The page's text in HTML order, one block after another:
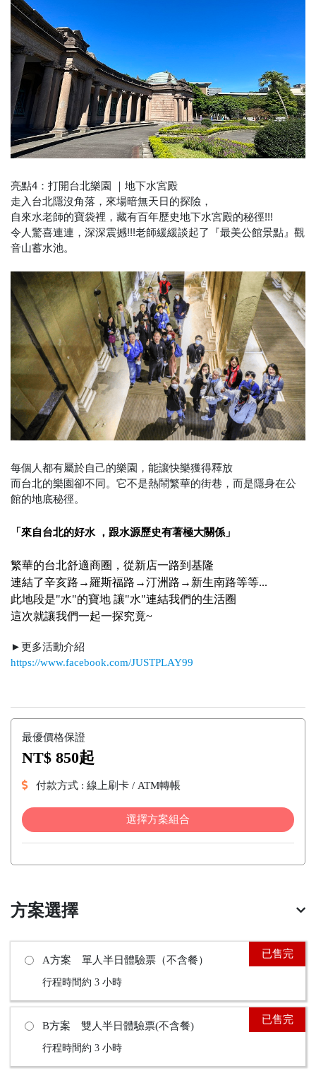
亮點4：打開台北樂園 ｜地下水宮殿
走入台北隱沒角落，來場暗無天日的探險，
自來水老師的寶袋裡，藏有百年歷史地下水宮殿的秘徑!!!
令人驚喜連連，深深震撼!!!老師緩緩談起了『最美公館景點』觀
音山蓄水池。
每個人都有屬於自己的樂園，能讓快樂獲得釋放
而台北的樂園卻不同。它不是熱鬧繁華的街巷，而是隱身在公
館的地底秘徑。
「來自台北的好水 ，跟水源歷史有著極大關係」
繁華的台北舒適商圈，從新店一路到基隆
連結了辛亥路→羅斯福路→汀洲路→新生南路等等...
此地段是"水"的寶地 讓"水"連結我們的生活圈
這次就讓我們一起一探究竟~
►更多活動介紹
https://www.facebook.com/JUSTPLAY99
最優價格保證
NT$ 850起
付款方式 : 線上刷卡 / ATM轉帳
選擇方案組合
方案選擇
A方案 單人半日體驗票（不含餐）
已售完
行程時間約 3 小時
B方案 雙人半日體驗票(不含餐)
已售完
行程時間約 3 小時